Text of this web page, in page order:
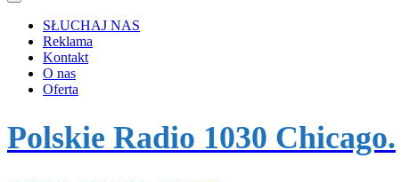
SŁUCHAJ NAS
Reklama
Kontakt
O nas
Oferta
Polskie Radio 1030 Chicago.